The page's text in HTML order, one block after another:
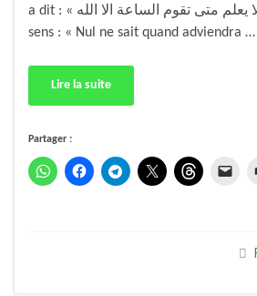
a dit : « ولا يعلم متى تقوم الساعة الا الله » Ce qui a pour
sens : « Nul ne sait quand adviendra …
Lire la suite
Partager :